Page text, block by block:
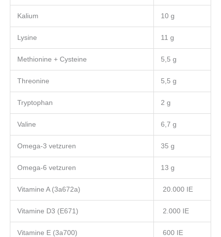
Kalium 10 g
Lysine 11 g
Methionine + Cysteine 5,5 g
Threonine 5,5 g
Tryptophan 2 g
Valine 6,7 g
Omega-3 vetzuren 35 g
Omega-6 vetzuren 13 g
Vitamine A (3a672a) 20.000 IE
Vitamine D3 (E671) 2.000 IE
Vitamine E (3a700) 600 IE